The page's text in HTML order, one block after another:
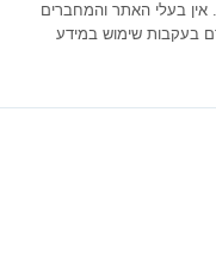
אין בעלי האתר והמחברים
בעקבות שימוש במידע